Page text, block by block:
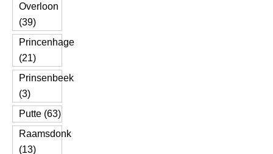
Overloon
(39)
Princenhage
(21)
Prinsenbeek
(3)
Putte (63)
Raamsdonk
(13)